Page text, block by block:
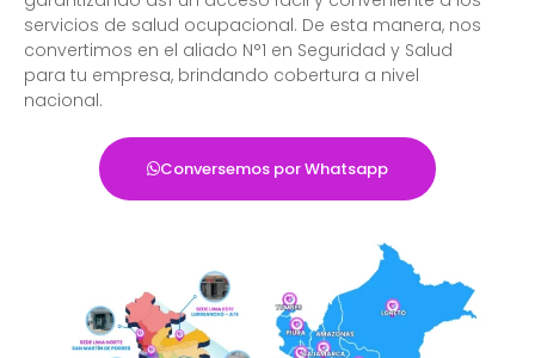
servicios de salud ocupacional. De esta manera, nos
convertimos en el aliado N°1 en Seguridad y Salud
para tu empresa, brindando cobertura a nivel
nacional.
Conversemos por Whatsapp